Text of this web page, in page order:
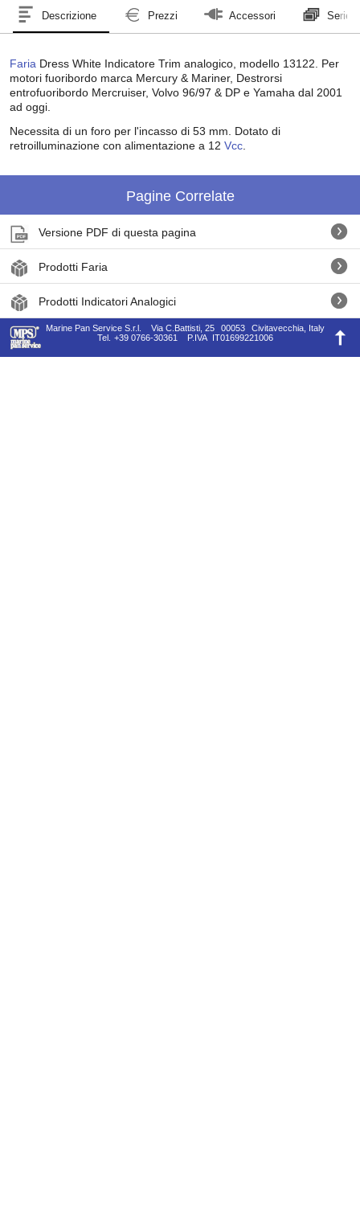
Descrizione Prezzi Accessori Serie
Faria Dress White Indicatore Trim analogico, modello 13122. Per
motori fuoribordo marca Mercury & Mariner, Destrorsi
entrofuoribordo Mercruiser, Volvo 96/97 & DP e Yamaha dal 2001
ad oggi.
Necessita di un foro per l'incasso di 53 mm. Dotato di
retroilluminazione con alimentazione a 12 Vcc
Pagine Correlate
Versione PDF di questa pagina
Prodotti Faria
Prodotti Indicatori Analogici
Marine Pan Service S.r.l. Via C.Battisti, 25 00053
Civitavecchia, Italy
Tel.
+39 0766-30361 P.IVA IT01699221006